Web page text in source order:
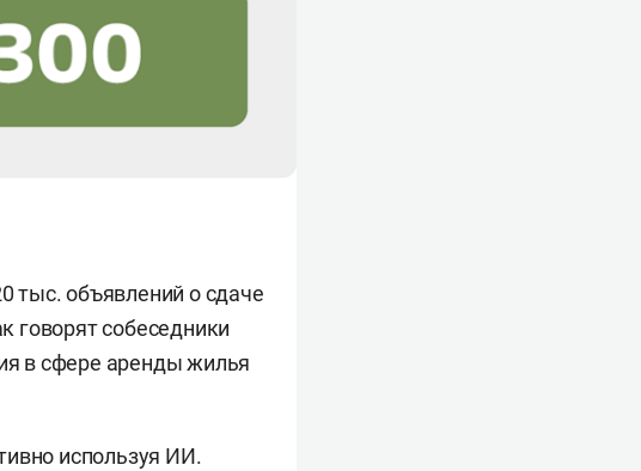
тыс. объявлений о сдаче
говорят собеседники
в сфере аренды жилья
используя ИИ.